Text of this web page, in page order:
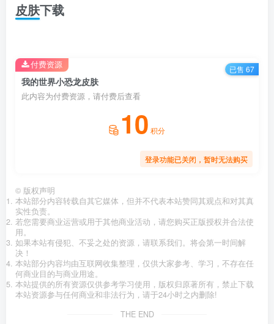
皮肤下载
我的世界小恐龙皮肤
此内容为付费资源，请付费后查看
10 积分
登录功能已关闭，暂时无法购买
付费资源 已售 67
© 版权声明
本站部分内容转载自其它媒体，但并不代表本站赞同其观点和对其真
实性负责。
若您需要商业运营或用于其他商业活动，请您购买正版授权并合法使
用。
如果本站有侵犯、不妥之处的资源，请联系我们。将会第一时间解
决！
本站部分内容均由互联网收集整理，仅供大家参考、学习，不存在任
何商业目的与商业用途。
本站提供的所有资源仅供参考学习使用，版权归原著所有，禁止下载
本站资源参与任何商业和非法行为，请于24小时之内删除!
THE END